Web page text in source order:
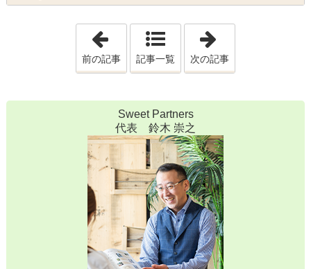
なぜ婚活疲れしてしまうのか？
前の記事 記事一覧 次の記事
Sweet Partners
代表 鈴木 崇之